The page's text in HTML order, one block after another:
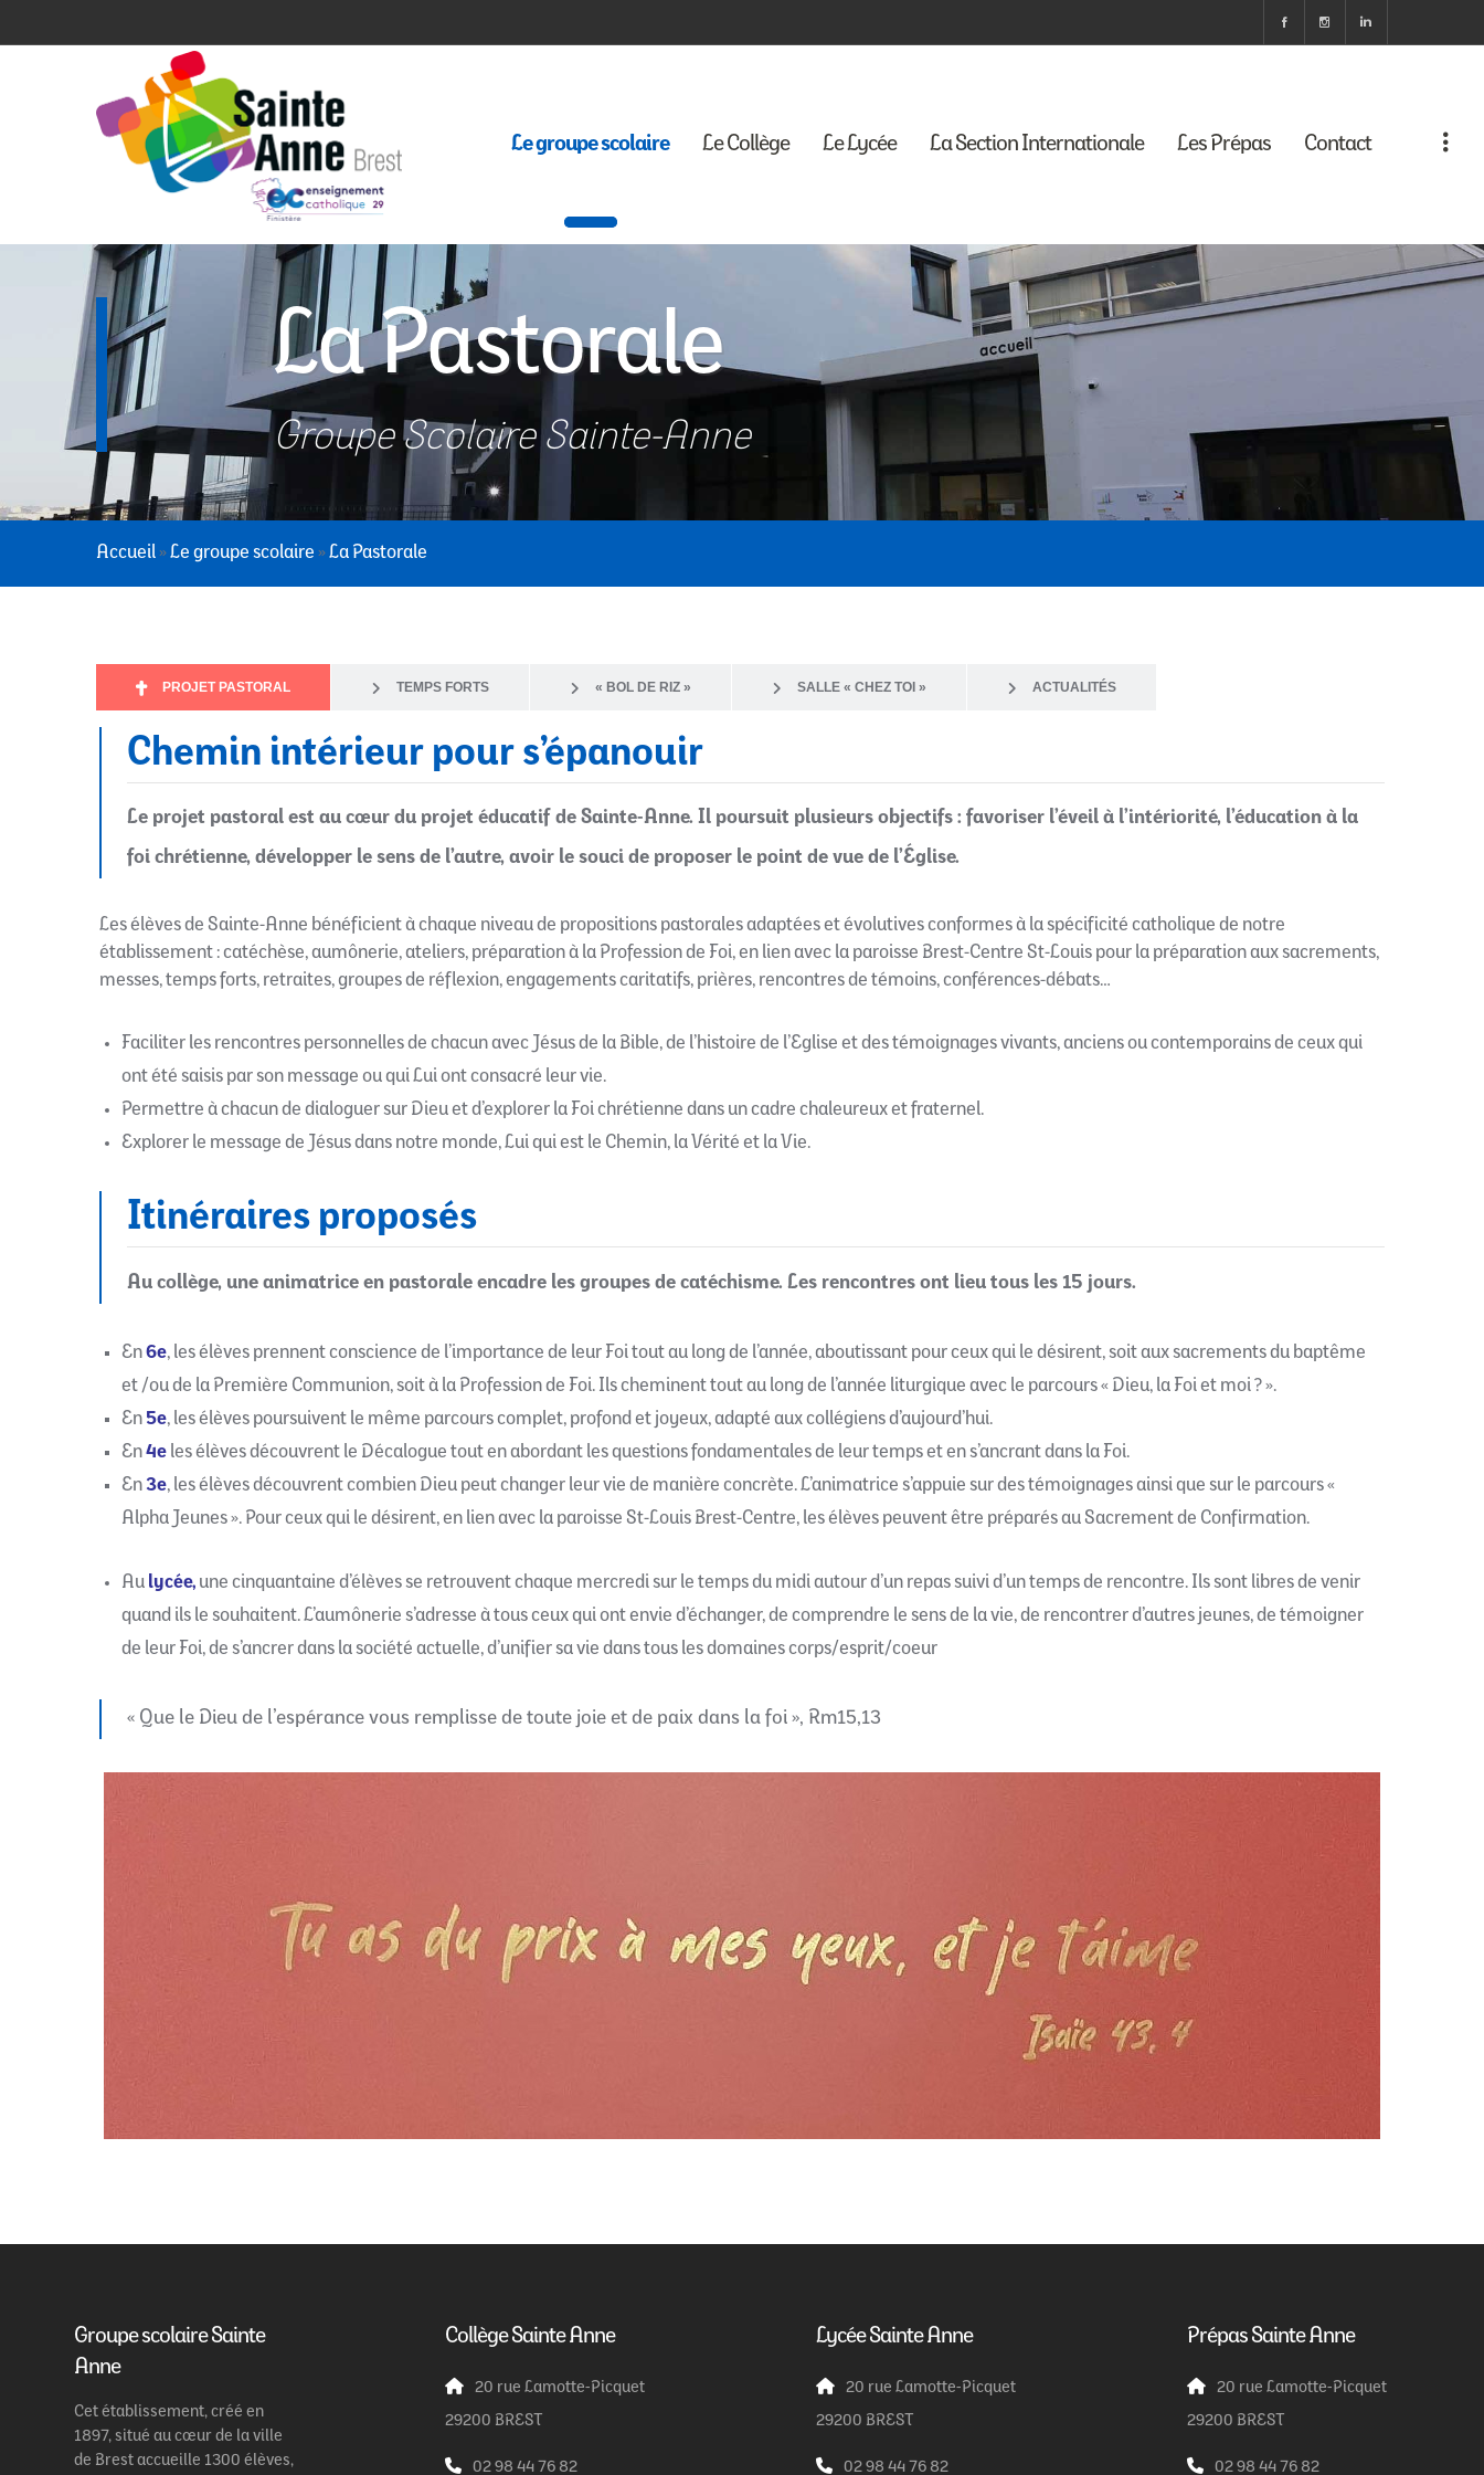
Le groupe scolaire Le Collège Le Lycée La Section Internationale Les Prépas Contact
La Pastorale
Groupe Scolaire Sainte-Anne
Accueil»Le groupe scolaire »La Pastorale
PROJET PASTORAL TEMPS FORTS « BOL DE RIZ » SALLE « CHEZ TOI » ACTUALITÉS
Chemin intérieur pour s’épanouir
Le projet pastoral est au cœur du projet éducatif de Sainte-Anne. Il poursuit plusieurs objectifs : favoriser l’éveil à l’intériorité, l’éducation à la
foi chrétienne, développer le sens de l’autre, avoir le souci de proposer le point de vue de l’Église.
Les élèves de Sainte-Anne bénéficient à chaque niveau de propositions pastorales adaptées et évolutives conformes à la spécificité catholique de notre
établissement : catéchèse, aumônerie, ateliers, préparation à la Profession de Foi, en lien avec la paroisse Brest-Centre St-Louis pour la préparation aux sacrements,
messes, temps forts, retraites, groupes de réflexion, engagements caritatifs, prières, rencontres de témoins, conférences-débats…
Faciliter les rencontres personnelles de chacun avec Jésus de la Bible, de l’histoire de l’Eglise et des témoignages vivants, anciens ou contemporains de ceux qui
ont été saisis par son message ou qui Lui ont consacré leur vie.
Permettre à chacun de dialoguer sur Dieu et d’explorer la Foi chrétienne dans un cadre chaleureux et fraternel.
Explorer le message de Jésus dans notre monde, Lui qui est le Chemin, la Vérité et la Vie.
Itinéraires proposés
Au collège, une animatrice en pastorale encadre les groupes de catéchisme. Les rencontres ont lieu tous les 15 jours.
En6e, les élèves prennent conscience de l’importance de leur Foi tout au long de l’année, aboutissant pour ceux qui le désirent, soit aux sacrements du baptême
et /ou de la Première Communion, soit à la Profession de Foi. Ils cheminent tout au long de l’année liturgique avec le parcours « Dieu, la Foi et moi ? ».
En 5e, les élèves poursuivent le même parcours complet, profond et joyeux, adapté aux collégiens d’aujourd’hui.
En4e les élèves découvrent le Décalogue tout en abordant les questions fondamentales de leur temps et en s’ancrant dans la Foi.
En 3e, les élèves découvrent combien Dieu peut changer leur vie de manière concrète. L’animatrice s’appuie sur des témoignages ainsi que sur le parcours «
Alpha Jeunes ». Pour ceux qui le désirent, en lien avec la paroisse St-Louis Brest-Centre, les élèves peuvent être préparés au Sacrement de Confirmation.
Au lycée, une cinquantaine d’élèves se retrouvent chaque mercredi sur le temps du midi autour d’un repas suivi d’un temps de rencontre. Ils sont libres de venir
quand ils le souhaitent. L’aumônerie s’adresse à tous ceux qui ont envie d’échanger, de comprendre le sens de la vie, de rencontrer d’autres jeunes, de témoigner
de leur Foi, de s’ancrer dans la société actuelle, d’unifier sa vie dans tous les domaines corps/esprit/coeur
« Que le Dieu de l’espérance vous remplisse de toute joie et de paix dans la foi », Rm15,13
Groupe scolaire Sainte
Anne
Cet établissement, créé en
1897, situé au cœur de la ville
de Brest accueille 1300 élèves,
Collège Sainte Anne
20 rue Lamotte-Picquet
29200 BREST
02 98 44 76 82
Lycée Sainte Anne
20 rue Lamotte-Picquet
29200 BREST
02 98 44 76 82
Prépas Sainte Anne
20 rue Lamotte-Picquet
29200 BREST
02 98 44 76 82